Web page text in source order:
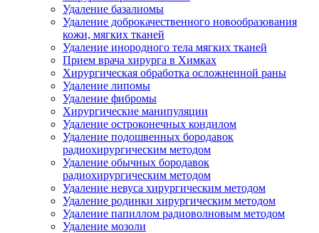
Удаление базалиомы
Удаление доброкачественного новообразования
кожи, мягких тканей
Удаление инородного тела мягких тканей
Прием врача хирурга в Химках
Хирургическая обработка осложненной раны
Удаление липомы
Удаление фибромы
Хирургические манипуляции
Удаление остроконечных кондилом
Удаление подошвенных бородавок
радиохирургическим методом
Удаление обычных бородавок
радиохирургическим методом
Удаление невуса хирургическим методом
Удаление родинки хирургическим методом
Удаление папиллом радиоволновым методом
Удаление мозоли